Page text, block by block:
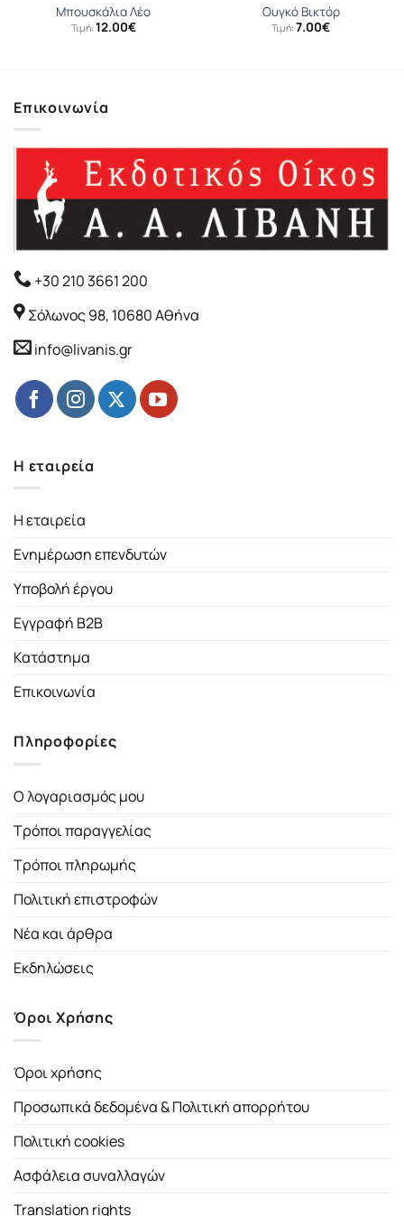
Μπουσκάλια Λέο
Τιμή: 12.00€
Ουγκό Βικτόρ
Τιμή: 7.00€
Επικοινωνία
+30 210 3661 200
Σόλωνος 98, 10680 Αθήνα
info@livanis.gr
Η εταιρεία
Η εταιρεία
Ενημέρωση επενδυτών
Υποβολή έργου
Εγγραφή B2B
Κατάστημα
Επικοινωνία
Πληροφορίες
Ο λογαριασμός μου
Τρόποι παραγγελίας
Τρόποι πληρωμής
Πολιτική επιστροφών
Νέα και άρθρα
Εκδηλώσεις
Όροι Χρήσης
Όροι χρήσης
Προσωπικά δεδομένα & Πολιτική απορρήτου
Πολιτική cookies
Ασφάλεια συναλλαγών
Translation rights